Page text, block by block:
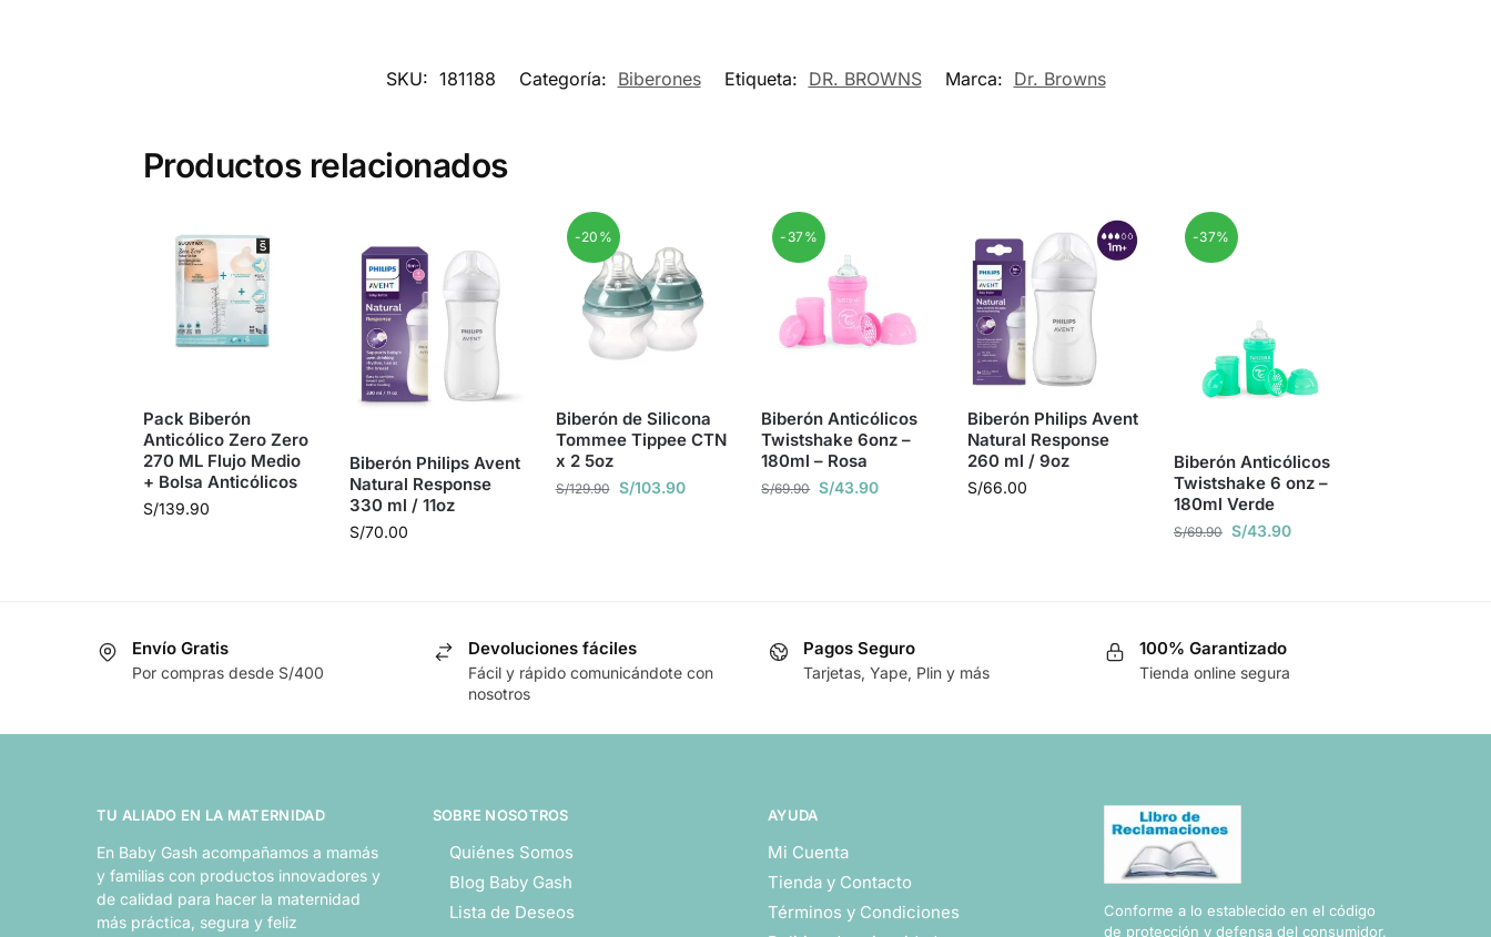
SKU: 181188 Categoría: Biberones Etiqueta: DR. BROWNS Marca: Dr. Browns
Productos relacionados
Pack Biberón
Anticólico Zero Zero
270 ML Flujo Medio
+ Bolsa Anticólicos
S/139.90
Biberón Philips Avent
Natural Response
330 ml / 11oz
S/70.00
-20%
Biberón de Silicona
Tommee Tippee CTN
x 2 5oz
S/129.90 S/103.90
-37%
Biberón Anticólicos
Twistshake 6onz –
180ml – Rosa
S/69.90 S/43.90
Biberón Philips Avent
Natural Response
260 ml / 9oz
S/66.00
-37%
Biberón Anticólicos
Twistshake 6 onz –
180ml Verde
S/69.90 S/43.90
Envío Gratis
Por compras desde S/400
Devoluciones fáciles
Fácil y rápido comunicándote con
nosotros
Pagos Seguro
Tarjetas, Yape, Plin y más
100% Garantizado
Tienda online segura
TU ALIADO EN LA MATERNIDAD
En Baby Gash acompañamos a mamás
y familias con productos innovadores y
de calidad para hacer la maternidad
más práctica, segura y feliz
SOBRE NOSOTROS
Quiénes Somos
Blog Baby Gash
Lista de Deseos
AYUDA
Mi Cuenta
Tienda y Contacto
Términos y Condiciones
Conforme a lo establecido en el código
de protección y defensa del consumidor,